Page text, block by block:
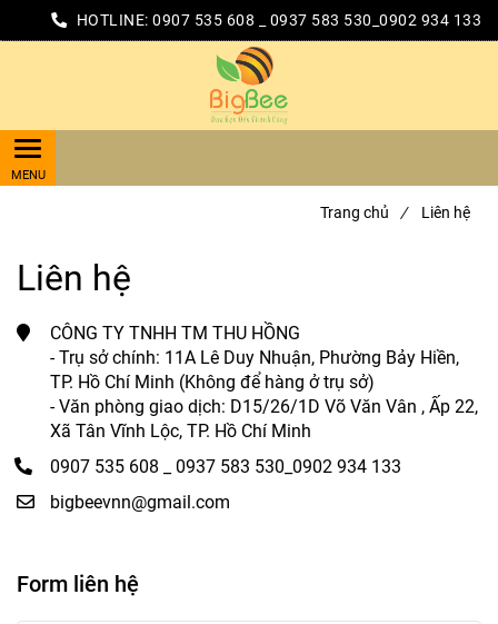
HOTLINE: 0907 535 608 _ 0937 583 530_0902 934 133
Trang chủ / Liên hệ
Liên hệ
CÔNG TY TNHH TM THU HỒNG
- Trụ sở chính: 11A Lê Duy Nhuận, Phường Bảy Hiền,
TP. Hồ Chí Minh (Không để hàng ở trụ sở)
- Văn phòng giao dịch: D15/26/1D Võ Văn Vân , Ấp 22,
Xã Tân Vĩnh Lộc, TP. Hồ Chí Minh
0907 535 608 _ 0937 583 530_0902 934 133
bigbeevnn@gmail.com
Form liên hệ